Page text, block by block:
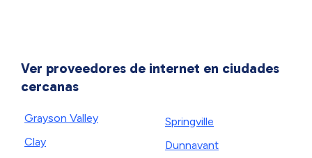
Ver proveedores de internet en ciudades
cercanas
Grayson Valley
Clay
Springville
Dunnavant